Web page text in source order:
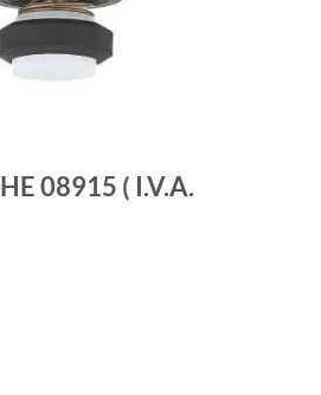
08915 ( I.V.A.